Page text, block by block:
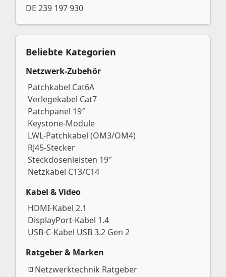
DE 239 197 930
Beliebte Kategorien
Netzwerk-Zubehör
Patchkabel Cat6A
Verlegekabel Cat7
Patchpanel 19″
Keystone-Module
LWL-Patchkabel (OM3/OM4)
RJ45-Stecker
Steckdosenleisten 19″
Netzkabel C13/C14
Kabel & Video
HDMI-Kabel 2.1
DisplayPort-Kabel 1.4
USB-C-Kabel USB 3.2 Gen 2
Ratgeber & Marken
Netzwerktechnik Ratgeber